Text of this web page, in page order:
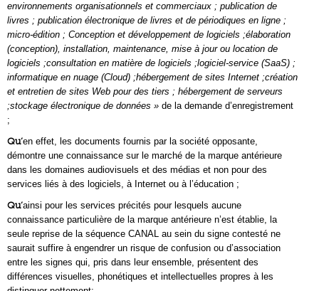
environnements organisationnels et commerciaux ; publication de
livres ; publication électronique de livres et de périodiques en ligne ;
micro-édition ; Conception et développement de logiciels ;élaboration
(conception), installation, maintenance, mise à jour ou location de
logiciels ;consultation en matière de logiciels ;logiciel-service (SaaS) ;
informatique en nuage (Cloud) ;hébergement de sites Internet ;création
et entretien de sites Web pour des tiers ; hébergement de serveurs
;stockage électronique de données » de la demande d’enregistrement
;
Qu’en effet, les documents fournis par la société opposante,
démontre une connaissance sur le marché de la marque antérieure
dans les domaines audiovisuels et des médias et non pour des
services liés à des logiciels, à Internet ou à l’éducation ;
Qu’ainsi pour les services précités pour lesquels aucune
connaissance particulière de la marque antérieure n’est établie, la
seule reprise de la séquence CANAL au sein du signe contesté ne
saurait suffire à engendrer un risque de confusion ou d’association
entre les signes qui, pris dans leur ensemble, présentent des
différences visuelles, phonétiques et intellectuelles propres à les